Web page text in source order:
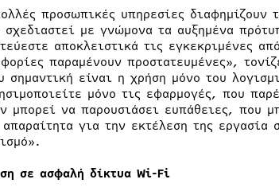
προσωπικές υπηρεσίες διαφημίζουν
σχεδιαστεί με γνώμονα τα αυξημένα
αποκλειστικά τις εγκεκριμένες
παραμένουν προστατευμένες»,
σημαντική είναι η χρήση μόνο του
μόνο τις εφαρμογές, που
μπορεί να παρουσιάσει ευπάθειες, που
απαραίτητα για την εκτέλεση της
σε ασφαλή δίκτυα Wi-Fi